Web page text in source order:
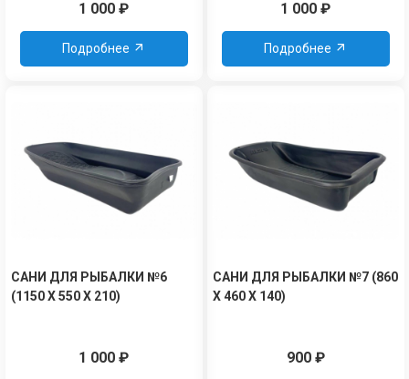
1 000 ₽
Подробнее
1 000 ₽
Подробнее
САНИ ДЛЯ РЫБАЛКИ №6
(1150 Х 550 Х 210)
1 000 ₽
САНИ ДЛЯ РЫБАЛКИ №7 (860
Х 460 Х 140)
900₽